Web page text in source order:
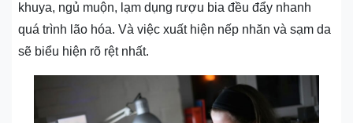
khuya, ngủ muộn, lạm dụng rượu bia đều đẩy nhanh
quá trình lão hóa. Và việc xuất hiện nếp nhăn và sạm da
sẽ biểu hiện rõ rệt nhất.